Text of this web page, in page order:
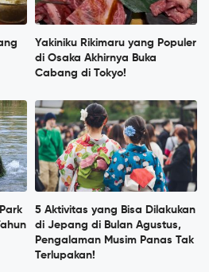
Yakiniku Rikimaru yang Populer
di Osaka Akhirnya Buka
Cabang di Tokyo!
5 Aktivitas yang Bisa Dilakukan
di Jepang di Bulan Agustus,
Pengalaman Musim Panas Tak
Terlupakan!